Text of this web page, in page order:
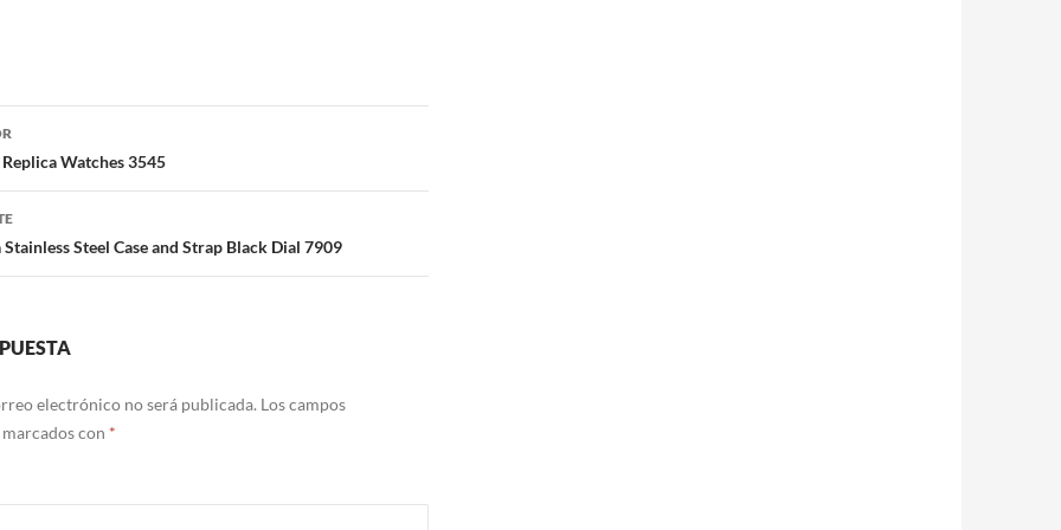
Watches 3545
Steel Case and Strap Black Dial 7909
electrónico no será publicada. Los campos
con *